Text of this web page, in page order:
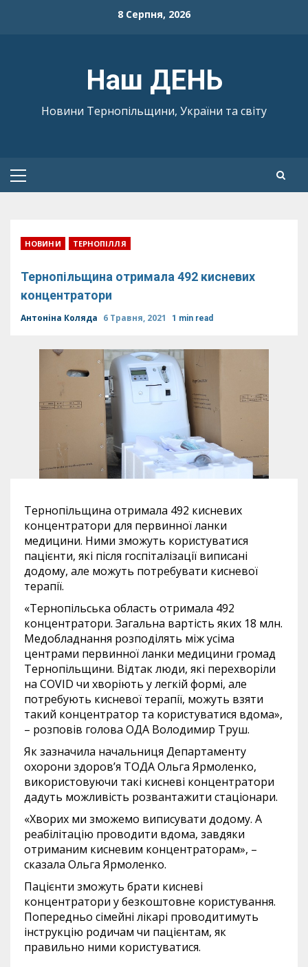
8 Серпня, 2026
Наш ДЕНЬ
Новини Тернопільщини, України та світу
Primary
НОВИНИ ТЕРНОПІЛЛЯ
Тернопільщина отримала 492 кисневих
концентратори
Антоніна Коляда 6 Травня, 2021 1 min read
Тернопільщина отримала 492 кисневих
концентратори для первинної ланки
медицини. Ними зможуть користуватися
пацієнти, які після госпіталізації виписані
додому, але можуть потребувати кисневої
терапії.
«Тернопільська область отримала 492
концентратори. Загальна вартість яких 18 млн.
Медобладнання розподілять між усіма
центрами первинної ланки медицини громад
Тернопільщини. Відтак люди, які перехворіли
на COVID чи хворіють у легкій формі, але
потребують кисневої терапії, можуть взяти
такий концентратор та користуватися вдома»,
– розповів голова ОДА Володимир Труш.
Як зазначила начальниця Департаменту
охорони здоров’я ТОДА Ольга Ярмоленко,
використовуючи такі кисневі концентратори
дадуть можливість розвантажити стаціонари.
«Хворих ми зможемо виписувати додому. А
реабілітацію проводити вдома, завдяки
отриманим кисневим концентраторам», –
сказала Ольга Ярмоленко.
Пацієнти зможуть брати кисневі
концентратори у безкоштовне користування.
Попередньо сімейні лікарі проводитимуть
інструкцію родичам чи пацієнтам, як
правильно ними користуватися.